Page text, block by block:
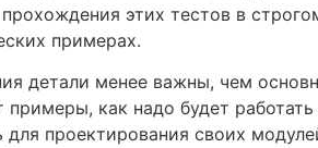
этих тестов в
примерах.
детали менее важны, чем
как надо будет
для проектирования своих